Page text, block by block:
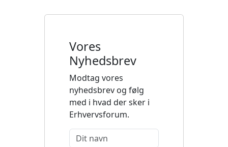
Vores
Nyhedsbrev
Modtag vores
nyhedsbrev og følg
med i hvad der sker i
Erhvervsforum.